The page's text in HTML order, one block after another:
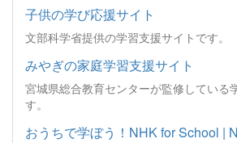
子供の学び応援サイト
文部科学省提供の学習支援サイトです。
みやぎの家庭学習支援サイト
宮城県総合教育センターが監修している
す。
おうちで学ぼう！NHK for School |